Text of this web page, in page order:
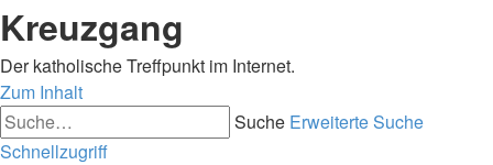
Kreuzgang
Der katholische Treffpunkt im Internet.
Zum Inhalt
Suche Erweiterte Suche
Schnellzugriff